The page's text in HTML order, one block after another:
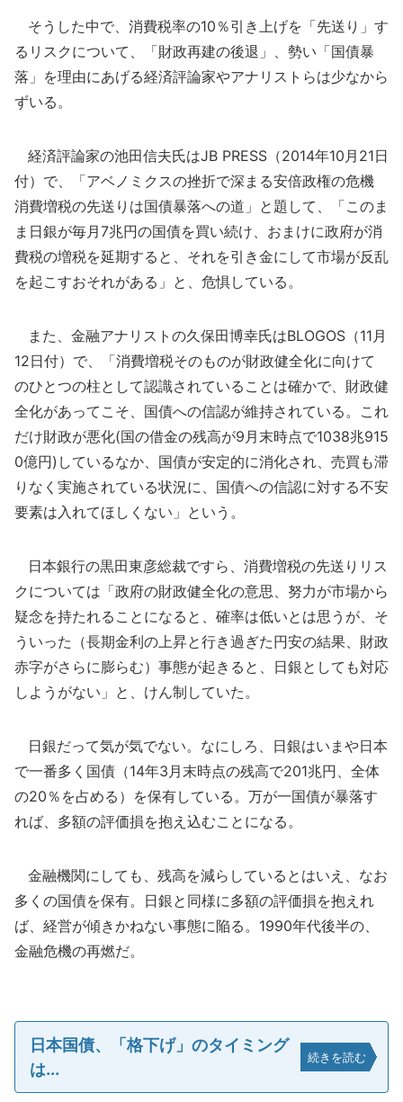
そうした中で、消費税率の10％引き上げを「先送り」す
るリスクについて、「財政再建の後退」、勢い「国債暴
落」を理由にあげる経済評論家やアナリストらは少なから
ずいる。
経済評論家の池田信夫氏はJB PRESS（2014年10月21日
付）で、「アベノミクスの挫折で深まる安倍政権の危機
消費増税の先送りは国債暴落への道」と題して、「このま
ま日銀が毎月7兆円の国債を買い続け、おまけに政府が消
費税の増税を延期すると、それを引き金にして市場が反乱
を起こすおそれがある」と、危惧している。
また、金融アナリストの久保田博幸氏はBLOGOS（11月
12日付）で、「消費増税そのものが財政健全化に向けて
のひとつの柱として認識されていることは確かで、財政健
全化があってこそ、国債への信認が維持されている。これ
だけ財政が悪化(国の借金の残高が9月末時点で1038兆915
0億円)しているなか、国債が安定的に消化され、売買も滞
りなく実施されている状況に、国債への信認に対する不安
要素は入れてほしくない」という。
日本銀行の黒田東彦総裁ですら、消費増税の先送りリス
クについては「政府の財政健全化の意思、努力が市場から
疑念を持たれることになると、確率は低いとは思うが、そ
ういった（長期金利の上昇と行き過ぎた円安の結果、財政
赤字がさらに膨らむ）事態が起きると、日銀としても対応
しようがない」と、けん制していた。
日銀だって気が気でない。なにしろ、日銀はいまや日本
で一番多く国債（14年3月末時点の残高で201兆円、全体
の20％を占める）を保有している。万が一国債が暴落す
れば、多額の評価損を抱え込むことになる。
金融機関にしても、残高を減らしているとはいえ、なお
多くの国債を保有。日銀と同様に多額の評価損を抱えれ
ば、経営が傾きかねない事態に陥る。1990年代後半の、
金融危機の再燃だ。
日本国債、「格下げ」のタイミング
は...
続きを読む